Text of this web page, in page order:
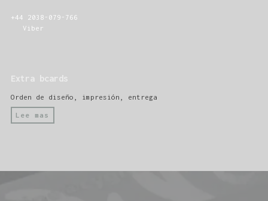
+44 2038-079-766
Viber
Extra bcards
Orden de diseño, impresión, entrega
Lee mas